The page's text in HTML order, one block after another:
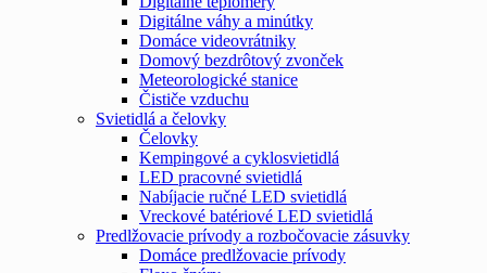
Digitálne váhy a minútky
Domáce videovrátniky
Domový bezdrôtový zvonček
Meteorologické stanice
Čističe vzduchu
Svietidlá a čelovky
Čelovky
Kempingové a cyklosvietidlá
LED pracovné svietidlá
Nabíjacie ručné LED svietidlá
Vreckové batériové LED svietidlá
Predlžovacie prívody a rozbočovacie zásuvky
Domáce predlžovacie prívody